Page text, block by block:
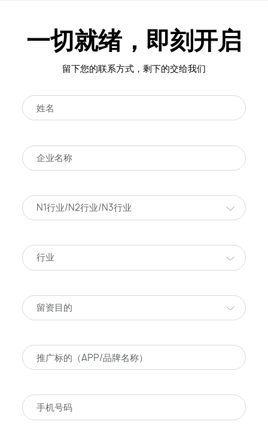
一切就绪，即刻开启
留下您的联系方式，剩下的交给我们
N1行业/N2行业/N3行业
行业
留资目的